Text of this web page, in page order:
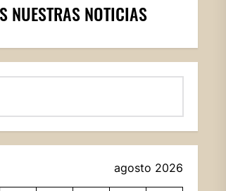
NUESTRAS NOTICIAS
agosto 2026